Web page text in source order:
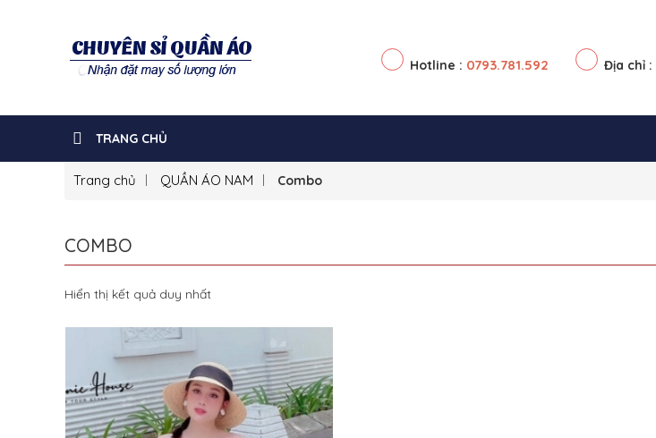
Hotline : 0793.781.592 Địa chỉ :
TRANG CHỦ
Trang chủ QUẦN ÁO NAM Combo
COMBO
Hiển thị kết quả duy nhất